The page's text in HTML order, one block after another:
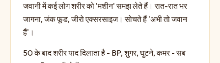
जवानी में कई लोग शरीर को 'मशीन' समझ लेते हैं। रात-रात भर
जागना, जंक फूड, जीरो एक्सरसाइज। सोचते हैं 'अभी तो जवान
हैं'।
50 के बाद शरीर याद दिलाता है - BP, शुगर, घुटने, कमर - सब